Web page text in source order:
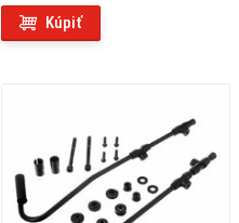
Kúpiť